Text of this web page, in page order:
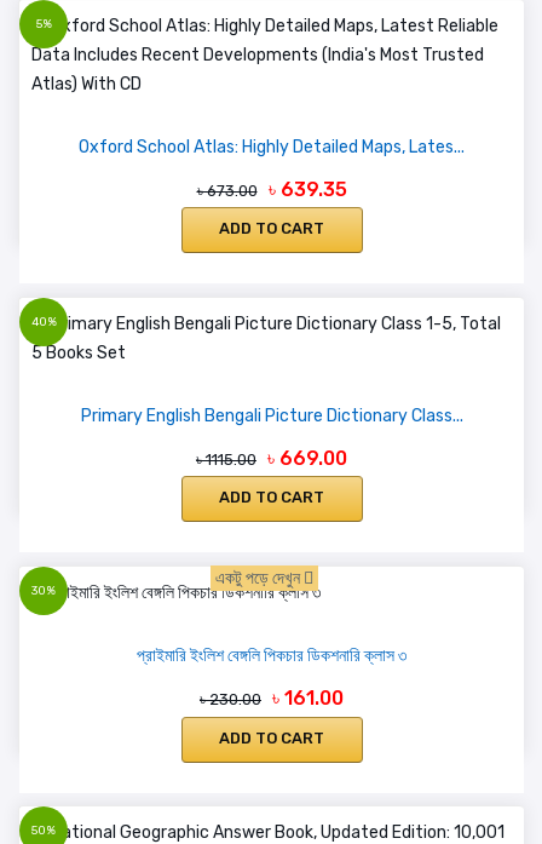
5%
Oxford School Atlas: Highly Detailed Maps, Lates...
৳ 673.00 ৳ 639.35
ADD TO CART
40%
Primary English Bengali Picture Dictionary Class...
৳ 1115.00 ৳ 669.00
ADD TO CART
30%
একটু পড়ে দেখুন
প্রাইমারি ইংলিশ বেঙ্গলি পিকচার ডিকশনারি ক্লাস ৩
৳ 230.00 ৳ 161.00
ADD TO CART
50%